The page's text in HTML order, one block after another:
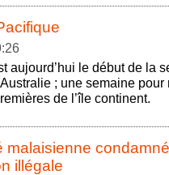
aujourd’hui le début de la
; une semaine
de l’île continent.
malaisienne
illégale